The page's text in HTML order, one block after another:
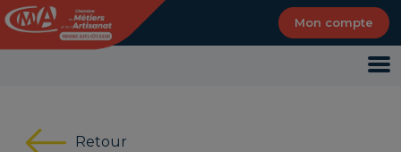
Mon compte
Retour
Panneau de gestion des cookies